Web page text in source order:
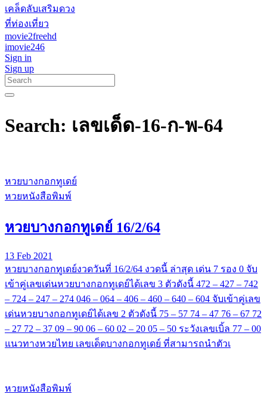
เคล็ดลับเสริมดวง
ที่ท่องเที่ยว
movie2freehd
imovie246
Sign in
Sign up
Search: เลขเด็ด-16-ก-พ-64
หวยบางกอกทูเดย์
หวยหนังสือพิมพ์
หวยบางกอกทูเดย์ 16/2/64
13 Feb 2021
หวยบางกอกทูเดย์งวดวันที่ 16/2/64 งวดนี้ ล่าสุด เด่น 7 รอง 0 จับ
เข้าคู่เลขเด่นหวยบางกอกทูเดย์ได้เลข 3 ตัวดังนี้ 472 – 427 – 742
– 724 – 247 – 274 046 – 064 – 406 – 460 – 640 – 604 จับเข้าคู่เลข
เด่นหวยบางกอกทูเดย์ได้เลข 2 ตัวดังนี้ 75 – 57 74 – 47 76 – 67 72
– 27 72 – 37 09 – 90 06 – 60 02 – 20 05 – 50 ระวังเลขเบิ้ล 77 – 00
แนวทางหวยไทย เลขเด็ดบางกอกทูเดย์ ที่สามารถนำตัวเ
หวยหนังสือพิมพ์